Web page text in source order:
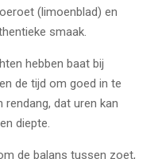
(limoenblad) en
smaak.
hebben baat bij
de tijd om goed in te
rendang, dat uren kan
diepte.
de balans tussen zoet,